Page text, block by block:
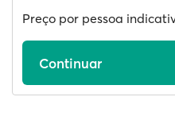
Preço por pessoa
Continuar